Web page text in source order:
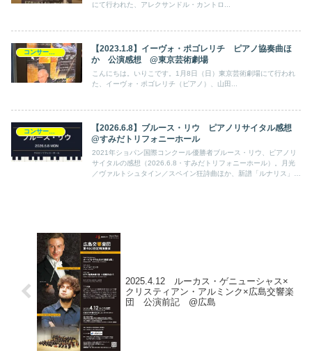
にて行われた、アレクサンドル・カントロ...
コンサート日記
【2023.1.8】イーヴォ・ポゴレリチ ピアノ協奏曲ほ
か 公演感想 @東京芸術劇場
こんにちは。いりこです。1月8日（日）東京芸術劇場にて行われ
た、イーヴォ・ポゴレリチ（ピアノ）、山田...
コンサート日記
【2026.6.8】ブルース・リウ ピアノリサイタル感想
@すみだトリフォニーホール
2021年ショパン国際コンクール優勝者ブルース・リウ、ピアノリ
サイタルの感想（2026.6.8・すみだトリフォニーホール）。月光
／ヴァルトシュタイン／スペイン狂詩曲ほか、新譜「ルナリス」と
2025.4.12 ルーカス・ゲニューシャス×
クリスティアン・アルミンク×広島交響楽
団 公演前記 @広島